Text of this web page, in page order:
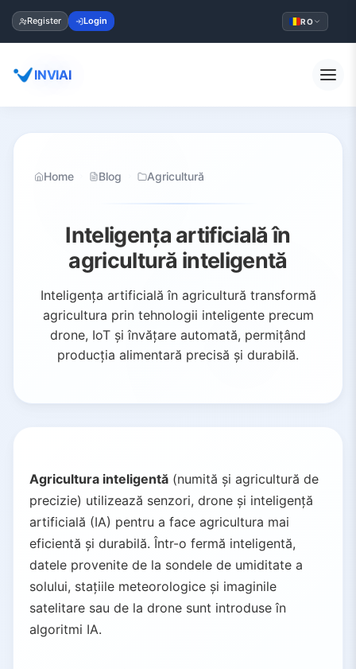
Register Login RO
INVIAI
Home Blog Agricultură
Inteligența artificială în
agricultură inteligentă
Inteligența artificială în agricultură transformă
agricultura prin tehnologii inteligente precum
drone, IoT și învățare automată, permițând
producția alimentară precisă și durabilă.
Agricultura inteligentă (numită și agricultură de
precizie) utilizează senzori, drone și inteligență
artificială (IA) pentru a face agricultura mai
eficientă și durabilă. Într-o fermă inteligentă,
datele provenite de la sondele de umiditate a
solului, stațiile meteorologice și imaginile
satelitare sau de la drone sunt introduse în
algoritmi IA.